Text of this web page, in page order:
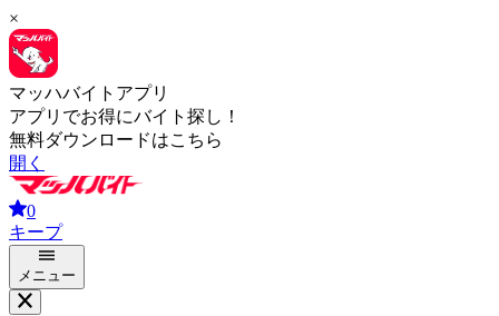
×
マッハバイトアプリ
アプリでお得にバイト探し！
無料ダウンロードはこちら
開く
0
キープ
メニュー